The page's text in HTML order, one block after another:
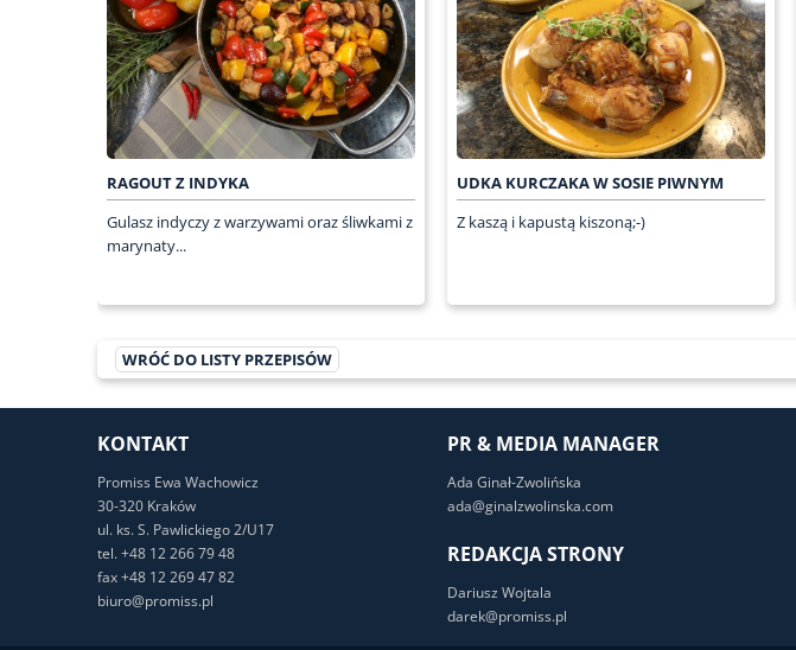
RAGOUT Z INDYKA
Gulasz indyczy z warzywami oraz śliwkami z
marynaty...
UDKA KURCZAKA W SOSIE PIWNYM
Z kaszą i kapustą kiszoną;-)
WRÓĆ DO LISTY PRZEPISÓW
KONTAKT
Promiss Ewa Wachowicz
30-320 Kraków
ul. ks. S. Pawlickiego 2/U17
tel. +48 12 266 79 48
fax +48 12 269 47 82
biuro@promiss.pl
PR & MEDIA MANAGER
Ada Ginał-Zwolińska
ada@ginalzwolinska.com
REDAKCJA STRONY
Dariusz Wojtala
darek@promiss.pl